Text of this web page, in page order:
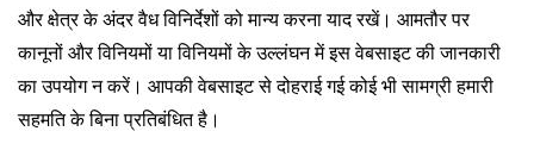
और क्षेत्र के अंदर वैध विनिर्देशों को मान्य करना याद रखें। आमतौर पर
कानूनों और विनियमों या विनियमों के उल्लंघन में इस वेबसाइट की जानकारी
का उपयोग न करें। आपकी वेबसाइट से दोहराई गई कोई भी सामग्री हमारी
सहमति के बिना प्रतिबंधित है।